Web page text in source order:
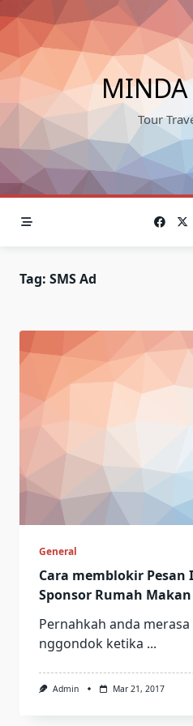
Skip
to
content
MINDA
Tour
Tag: SMS Ad
General
Cara memblokir Pesan
Sponsor Rumah
Pernahkah anda
nggondok ketika ...
Admin Mar 21, 2017